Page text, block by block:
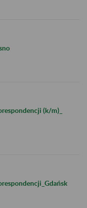
(k/m)_